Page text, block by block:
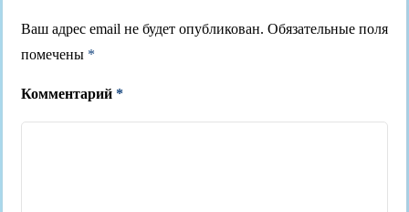
Ваш адрес email не будет опубликован. Обязательные поля
помечены *
Комментарий *